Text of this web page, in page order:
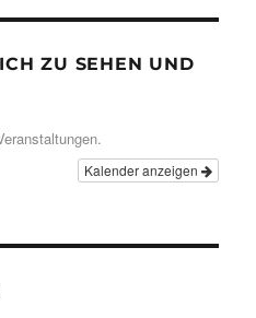
ZU SEHEN UND
Kalender anzeigen